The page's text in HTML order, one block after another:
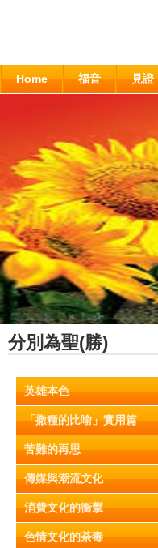
Home 福音 見證
分別為聖(勝)
英雄本色
「撒種的比喻」實用篇
苦難的再思
傳媒與潮流文化
消費文化的衝擊
色情文化的荼毒